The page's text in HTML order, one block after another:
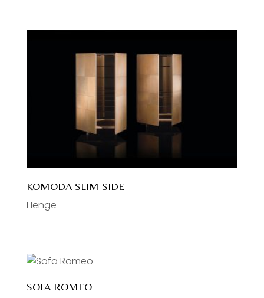
KOMODA SLIM SIDE
Henge
SOFA ROMEO